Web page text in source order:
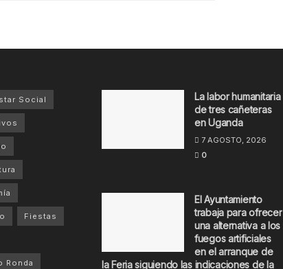
Social
Fiestas
Ronda
La labor humanitaria
de tres cañeteras
en Uganda
7 AGOSTO, 2026
0
El Ayuntamiento
trabaja para ofrecer
una alternativa a los
fuegos artificiales
en el arranque de
la Feria siguiendo las indicaciones de la